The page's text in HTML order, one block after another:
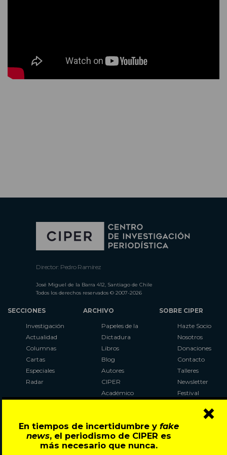
En tiempos de incertidumbre y fake
news, el periodismo de CIPER es
más necesario que nunca.
×
Director: Pedro Ramírez
José Miguel de la Barra 412, Santiago de Chile
Todos los derechos reservados © 2007-2026
SECCIONES
Investigación
Actualidad
Columnas
Cartas
Especiales
Radar
ARCHIVO
Papeles de la
Dictadura
Libros
Blog
Autores
CIPER
Académico
Al Plebiscito
con CIPER
SOBRE CIPER
Hazte Socio
Nosotros
Donaciones
Contacto
Talleres
Newsletter
Festival